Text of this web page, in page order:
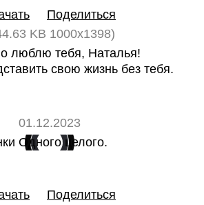
Поделиться
KB 1000x1398)
люблю тебя, Наталья!
свою жизнь без тебя.
01.12.2023
Поделиться